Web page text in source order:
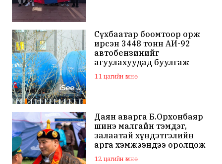
Сүхбаатар боомтоор орж
ирсэн 3448 тонн АИ-92
автобензинийг
агуулахуудад буулгаж
байна
11 цагийн өмнө
Даян аварга Б.Орхонбаяр
шинэ малгайн тэмдэг,
залаатай хүндэтгэлийн
арга хэмжээндээ оролцож
байна
12 цагийн өмнө